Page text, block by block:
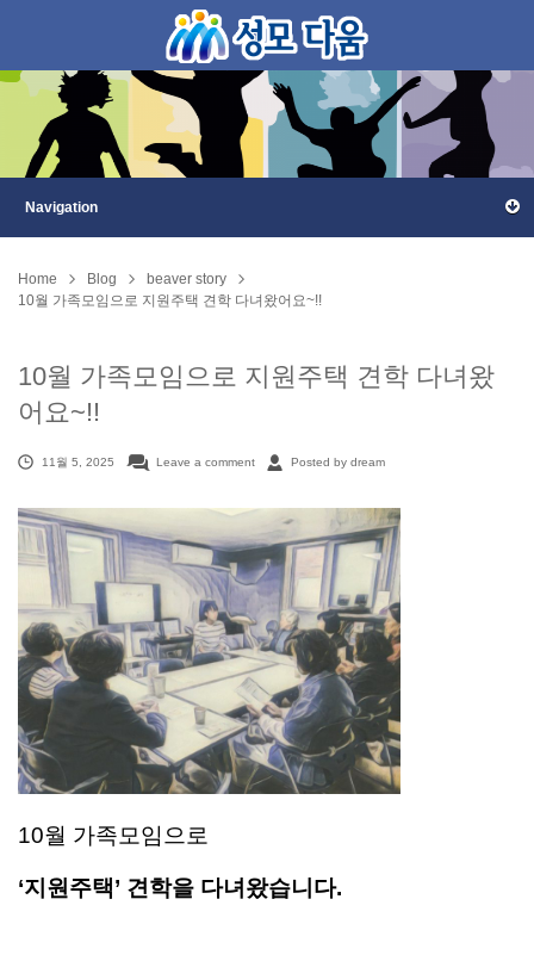
Home Blog
beaver story
10월 가족모임으로 지원주택 견학 다녀왔어요~!!
10월 가족모임으로 지원주택 견학 다녀왔
어요~!!
11월 5, 2025 Leave a comment Posted by dream
10월 가족모임으로
‘지원주택’ 견학을 다녀왔습니다.